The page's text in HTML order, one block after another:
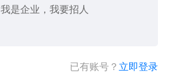
我是企业，我要招人
已有账号？ 立即登录